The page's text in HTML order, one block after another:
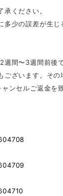
ください。
少の誤差が生じ
間〜3週間前後
ざいます。そ
ンセルご返金を